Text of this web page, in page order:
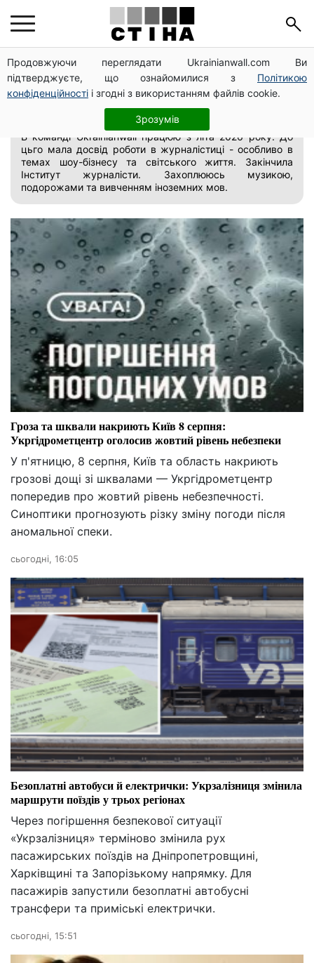
Продовжуючи переглядати Ukrainianwall.com Ви
підтверджуєте, що ознайомилися з Політикою
конфіденційності і згодні з використанням файлів cookie.
Зрозумів
Валерія Шумко
редактор відділу "Новини"
В команді Ukrainianwall працюю з літа 2026 року. До
цьго мала досвід роботи в журналістиці - особливо в
темах шоу-бізнесу та світського життя. Закінчила
Інститут журналісти. Захоплююсь музикою,
подорожами та вивченням іноземних мов.
Гроза та шквали накриють Київ 8 серпня:
Укргідрометцентр оголосив жовтий рівень небезпеки
У п'ятницю, 8 серпня, Київ та область накриють
грозові дощі зі шквалами — Укргідрометцентр
попередив про жовтий рівень небезпечності.
Синоптики прогнозують різку зміну погоди після
аномальної спеки.
сьогодні, 16:05
Безоплатні автобуси й електрички: Укрзалізниця змінила
маршрути поїздів у трьох регіонах
Через погіршення безпекової ситуації
«Укрзалізниця» терміново змінила рух
пасажирських поїздів на Дніпропетровщині,
Харківщині та Запорізькому напрямку. Для
пасажирів запустили безоплатні автобусні
трансфери та приміські електрички.
сьогодні, 15:51